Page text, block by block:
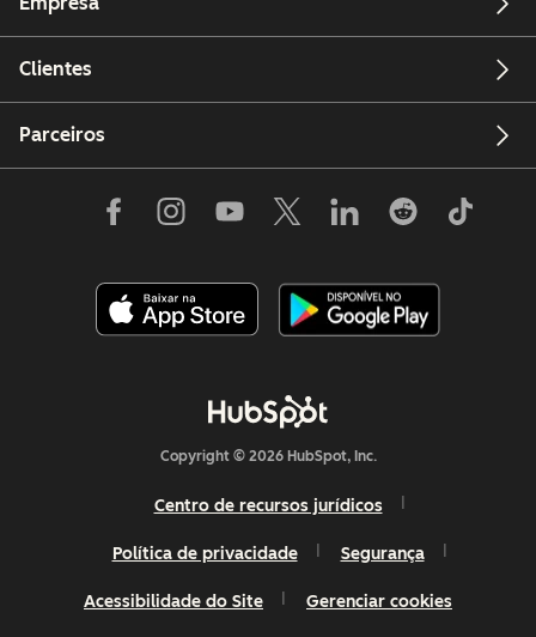
Clientes
Parceiros
Copyright © 2026 HubSpot, Inc.
Centro de recursos jurídicos
Política de privacidade Segurança
Acessibilidade do Site Gerenciar cookies